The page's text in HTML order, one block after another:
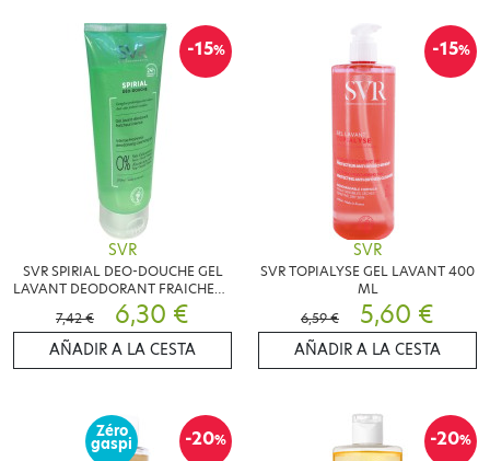
-15%
SVR
SVR SPIRIAL DEO-DOUCHE GEL
LAVANT DEODORANT FRAICHEUR
INTENSE 200ML
7,42 € 6,30 €
AÑADIR A LA CESTA
-15%
SVR
SVR TOPIALYSE GEL LAVANT 400
ML
6,59 €
5,60 €
AÑADIR A LA CESTA
-20%
Zéro
gaspi -20%